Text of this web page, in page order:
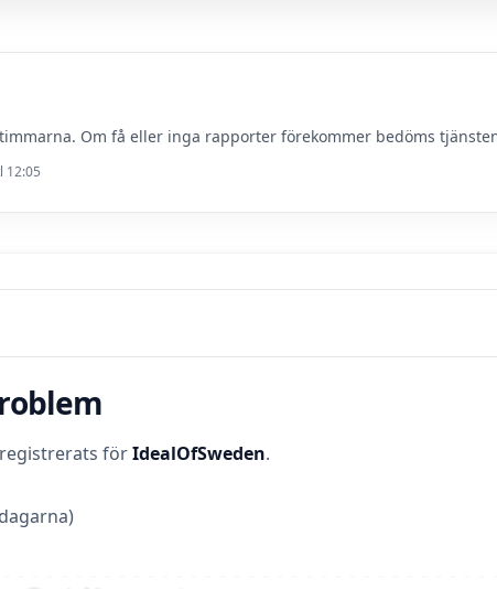
Om få eller inga rapporter förekommer bedöms
12:05
registrerats förIdealOfSweden.